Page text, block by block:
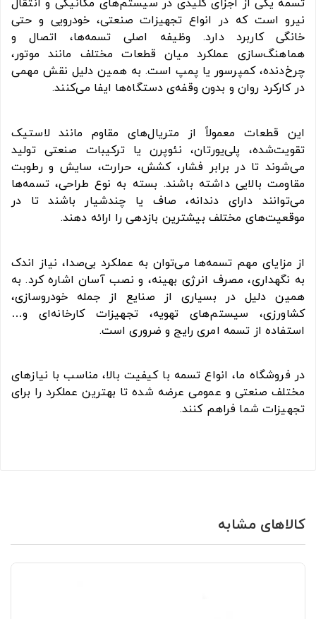
تسمه یکی از اجزای کلیدی در سیستم‌های مکانیکی و انتقال
نیرو است که در انواع تجهیزات صنعتی، خودرویی و حتی
خانگی کاربرد دارد. وظیفه اصلی تسمه‌ها، اتصال و
هماهنگ‌سازی عملکرد میان قطعات مختلف مانند موتور،
چرخ‌دنده، کمپرسور یا پمپ است. به همین دلیل نقش مهمی
در کارکرد روان و بدون وقفه‌ی دستگاه‌ها ایفا می‌کنند.
این قطعات معمولاً از متریال‌های مقاوم مانند لاستیک
تقویت‌شده، پلی‌یورتان، نئوپرن یا ترکیبات صنعتی تولید
می‌شوند تا در برابر فشار، کشش، حرارت، سایش و رطوبت
مقاومت بالایی داشته باشند. بسته به نوع طراحی، تسمه‌ها
می‌توانند دارای دندانه، صاف یا چندشیار باشند تا در
موقعیت‌های مختلف بیشترین بازدهی را ارائه دهند.
از مزایای مهم تسمه‌ها می‌توان به عملکرد بی‌صدا، نیاز اندک
به نگهداری، مصرف انرژی بهینه، و نصب آسان اشاره کرد. به
همین دلیل در بسیاری از صنایع از جمله خودروسازی،
کشاورزی، سیستم‌های تهویه، تجهیزات کارخانه‌ای و…
استفاده از تسمه امری رایج و ضروری است.
در فروشگاه ما، انواع تسمه با کیفیت بالا، مناسب با نیازهای
مختلف صنعتی و عمومی عرضه شده تا بهترین عملکرد را برای
تجهیزات شما فراهم کنند.
کالاهای مشابه